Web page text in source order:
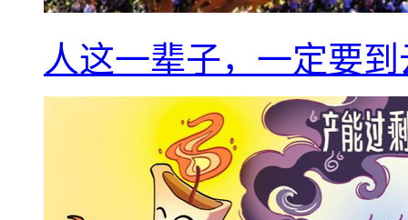
人这一辈子，一定要